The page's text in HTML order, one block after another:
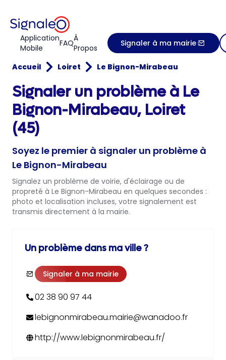
Application
Mobile
FAQÀ
Propos
Signaler à ma mairie
Accueil Loiret Le Bignon-Mirabeau
Signaler un problème à Le
Bignon-Mirabeau, Loiret
(45)
Soyez le premier à signaler un problème à
Le Bignon-Mirabeau
Signalez un problème de voirie, d'éclairage ou de
propreté à Le Bignon-Mirabeau en quelques secondes :
photo et localisation incluses, votre signalement est
transmis directement à la mairie.
Un problème dans ma ville ?
Signaler à ma mairie
02 38 90 97 44
lebignonmirabeau.mairie@wanadoo.fr
http://www.lebignonmirabeau.fr/